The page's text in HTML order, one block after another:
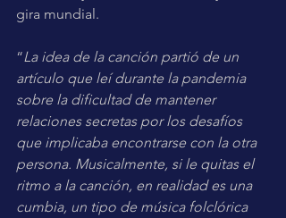
gira mundial.
“La idea de la canción partió de un
artículo que leí durante la pandemia
sobre la dificultad de mantener
relaciones secretas por los desafíos
que implicaba encontrarse con la otra
persona. Musicalmente, si le quitas el
ritmo a la canción, en realidad es una
cumbia, un tipo de música folclórica